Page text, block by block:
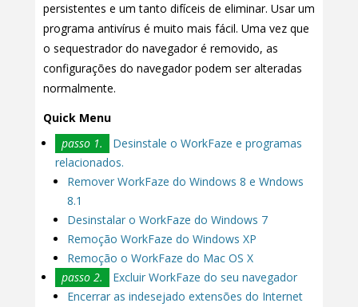
persistentes e um tanto difíceis de eliminar. Usar um
programa antivírus é muito mais fácil. Uma vez que
o sequestrador do navegador é removido, as
configurações do navegador podem ser alteradas
normalmente.
Quick Menu
passo 1.
Desinstale o WorkFaze e programas
relacionados.
Remover WorkFaze do Windows 8 e Wndows
8.1
Desinstalar o WorkFaze do Windows 7
Remoção WorkFaze do Windows XP
Remoção o WorkFaze do Mac OS X
passo 2.
Excluir WorkFaze do seu navegador
Encerrar as indesejado extensões do Internet